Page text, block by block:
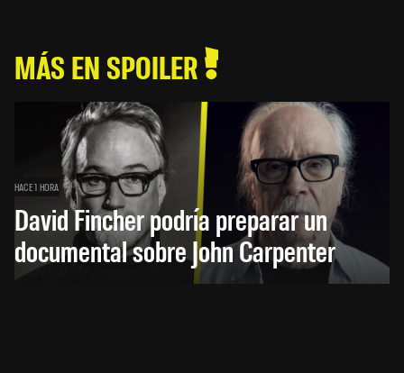
MÁS EN SPOILER
HACE 1 HORA
David Fincher podría preparar un
documental sobre John Carpenter